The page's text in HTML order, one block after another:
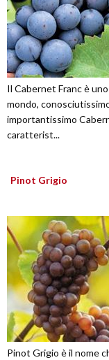
Il Cabernet Franc è
mondo,
importantissimo
caratterist...
Pinot Grigio
Pinot Grigio è il nome